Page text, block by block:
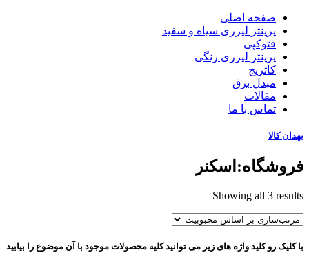
صفحه اصلی
پرینتر لیزری سیاه و سفید
فتوکپی
پرینتر لیزری رنگی
کاتریج
مبدل برق
مقالات
تماس با ما
بهدان کالا
فروشگاه:اسکنر
Showing all 3 results
popularity
با کلیک رو کلید واژه های زیر می توانید کلیه محصولات موجود با آن موضوع را بیابید